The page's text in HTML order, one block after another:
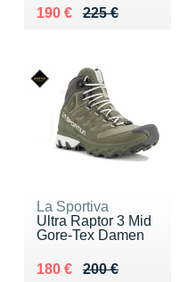
225 €
Au lieu de 225 €
190 €
Vendu 190 €
La Sportiva
Ultra Raptor 3 Mid
Gore-Tex Damen
200 €
Au lieu de 200 €
180 €
Vendu 180 €